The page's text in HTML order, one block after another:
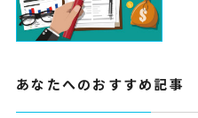
あなたへのおすすめ記事